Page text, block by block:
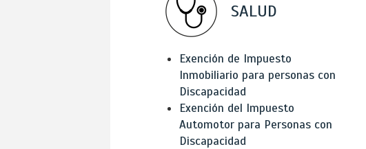
SALUD
Exención de Impuesto
Inmobiliario para personas con
Discapacidad
Exención del Impuesto
Automotor para Personas con
Discapacidad